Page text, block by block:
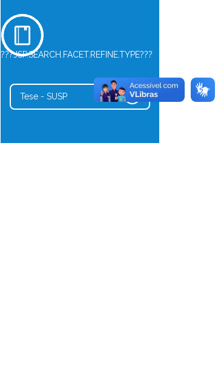
???JSP.SEARCH.FACET.REFINE.TYPE???
1
Tese - SUSP